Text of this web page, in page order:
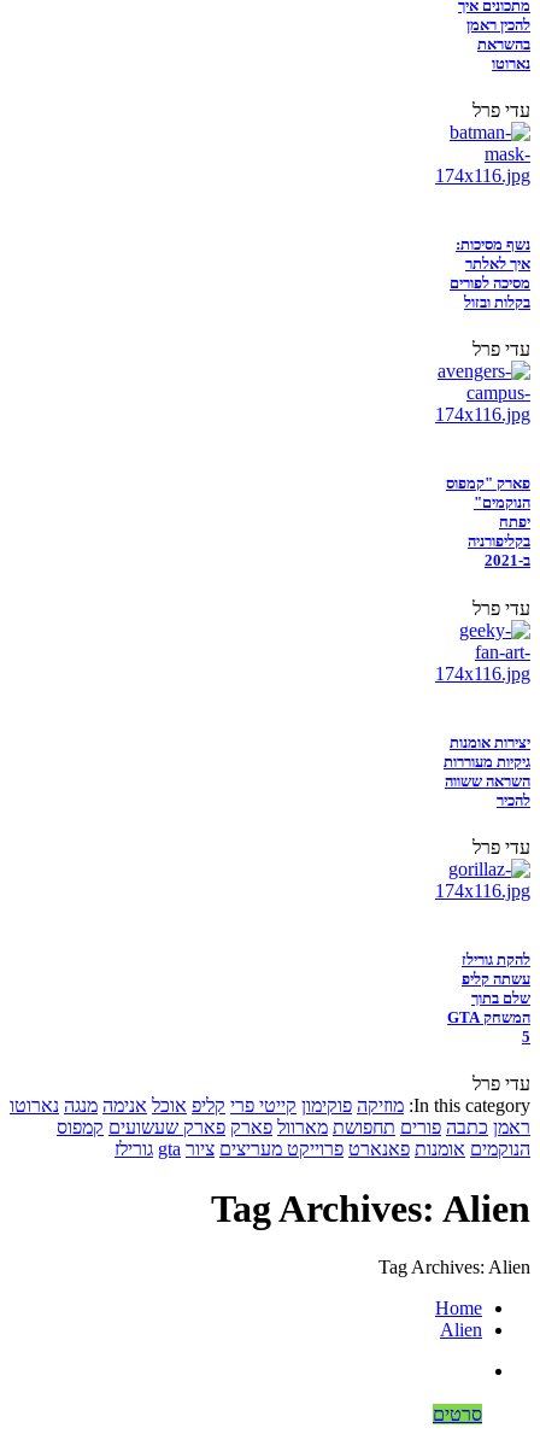
מתכונים איך
להכין ראמן
בהשראת
נארוטו
עדי פרל
נשף מסיכות:
איך לאלתר
מסיכה לפורים
בקלות ובזול
עדי פרל
פארק "קמפוס
הנוקמים"
יפתח
בקליפורניה
ב-2021
עדי פרל
יצירות אומנות
גיקיות מעוררות
השראה ששווה
להכיר
עדי פרל
להקת גורילז
עשתה קליפ
שלם בתוך
המשחק GTA
5
עדי פרל
In this category: מוזיקה פוקימון קייטי פרי קליפ אוכל אנימה מנגה נארוטו
ראמן כתבה פורים תחפושת מארוול פארק פארק שעשועים קמפוס
הנוקמים אומנות פאנארט פרוייקט מעריצים ציור gta גורילז
Tag Archives: Alien
Tag Archives: Alien
Home
Alien
סרטים